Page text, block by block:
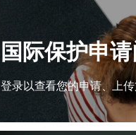
国际保护申
登录以查看您的申请、上